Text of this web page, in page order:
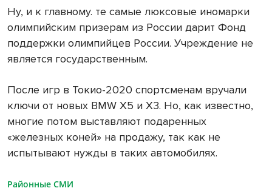
Ну, и к главному. те самые люксовые иномарки
олимпийским призерам из России дарит Фонд
поддержки олимпийцев России. Учреждение не
является государственным.
После игр в Токио-2020 спортсменам вручали
ключи от новых BMW X5 и Х3. Но, как известно,
многие потом выставляют подаренных
«железных коней» на продажу, так как не
испытывают нужды в таких автомобилях.
Районные СМИ